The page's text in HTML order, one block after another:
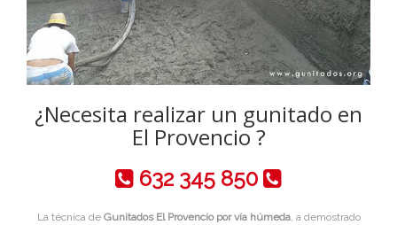
¿Necesita realizar un gunitado en
El Provencio ?
632 345 850
La técnica de Gunitados El Provencio por vía húmeda, a demostrado